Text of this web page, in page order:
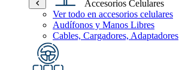
Accesorios Celulares
Ver todo en accesorios celulares
Audífonos y Manos Libres
Cables, Cargadores, Adaptadores